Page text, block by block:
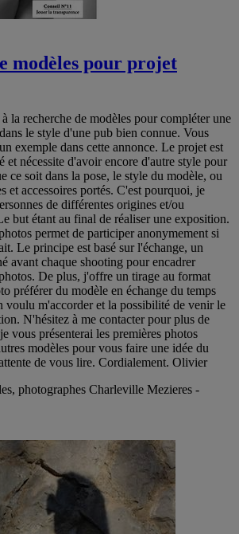
modèles pour projet
la recherche de modèles pour compléter une
le style d'une pub bien connue. Vous
exemple dans cette annonce. Le projet est
et nécessite d'avoir encore d'autre style pour
ce soit dans la pose, le style du modèle, ou
et accessoires portés. C'est pourquoi, je
de différentes origines et/ou
but étant au final de réaliser une exposition.
permet de participer anonymement si
Le principe est basé sur l'échange, un
avant chaque shooting pour encadrer
De plus, j'offre un tirage au format
préférer du modèle en échange du temps
voulu m'accorder et la possibilité de venir le
N'hésitez à me contacter pour plus de
vous présenterai les premières photos
modèles pour vous faire une idée du
de vous lire. Cordialement. Olivier
photographes Charleville Mezieres -